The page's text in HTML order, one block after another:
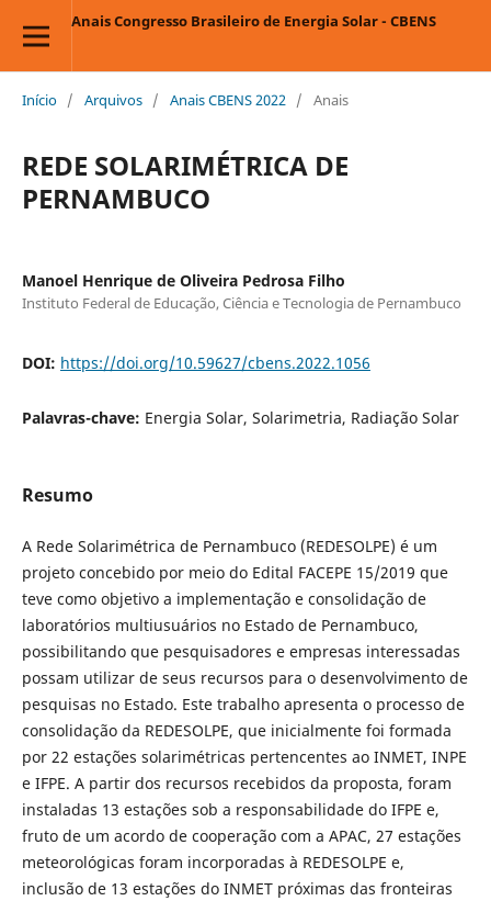
Anais Congresso Brasileiro de Energia Solar - CBENS
Início / Arquivos / Anais CBENS 2022 / Anais
REDE SOLARIMÉTRICA DE
PERNAMBUCO
Manoel Henrique de Oliveira Pedrosa Filho
Instituto Federal de Educação, Ciência e Tecnologia de Pernambuco
DOI: https://doi.org/10.59627/cbens.2022.1056
Palavras-chave: Energia Solar, Solarimetria, Radiação Solar
Resumo
A Rede Solarimétrica de Pernambuco (REDESOLPE) é um
projeto concebido por meio do Edital FACEPE 15/2019 que
teve como objetivo a implementação e consolidação de
laboratórios multiusuários no Estado de Pernambuco,
possibilitando que pesquisadores e empresas interessadas
possam utilizar de seus recursos para o desenvolvimento de
pesquisas no Estado. Este trabalho apresenta o processo de
consolidação da REDESOLPE, que inicialmente foi formada
por 22 estações solarimétricas pertencentes ao INMET, INPE
e IFPE. A partir dos recursos recebidos da proposta, foram
instaladas 13 estações sob a responsabilidade do IFPE e,
fruto de um acordo de cooperação com a APAC, 27 estações
meteorológicas foram incorporadas à REDESOLPE e,
inclusão de 13 estações do INMET próximas das fronteiras